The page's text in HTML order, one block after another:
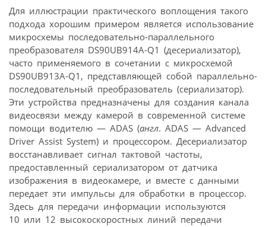
Для иллюстрации практического воплощения такого
подхода хорошим примером является использование
микросхемы последовательно-параллельного
преобразователя DS90UB914A-Q1 (десериализатор),
часто применяемого в сочетании с микросхемой
DS90UB913A-Q1, представляющей собой параллельно-
последовательный преобразователь (сериализатор).
Эти устройства предназначены для создания канала
видеосвязи между камерой в современной системе
помощи водителю — ADAS (англ. ADAS — Advanced
Driver Assist System) и процессором. Десериализатор
восстанавливает сигнал тактовой частоты,
предоставленный сериализатором от датчика
изображения в видеокамере, и вместе с данными
передает эти импульсы для обработки в процессор.
Здесь для передачи информации используются
10 или 12 высокоскоростных линий передачи